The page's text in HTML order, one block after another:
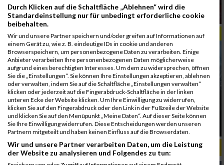
Kwizera dominiert Prag Halbmarathon mit
Rekordlauf
REISEZEIT
Prag laufend entdecken zwischen Moldau
Altstadt und Parks
ALBUM PRAG MARATHON / 03.05.2026
Durch Klicken auf die Schaltfläche „Ablehnen“ wird die
Standardeinstellung nur für unbedingt erforderliche cookie
beibehalten.
Wir und unsere Partner speichern und/oder greifen auf Informationen auf
einem Gerät zu, wie z. B. eindeutige IDs in cookie und anderen
Browserspeichern, um personenbezogene Daten zu verarbeiten. Einige
Anbieter verarbeiten Ihre personenbezogenen Daten möglicherweise
aufgrund eines berechtigten Interesses. Um dem zu widersprechen, öffnen
Sie die „Einstellungen“. Sie können Ihre Einstellungen akzeptieren, ablehnen
oder verwalten, indem Sie auf die Schaltfläche „Einstellungen verwalten“
klicken oder jederzeit auf die Fingerabdruck-Schaltfläche in der linken
unteren Ecke der Website klicken. Um Ihre Einwilligung zu widerrufen,
klicken Sie auf den Fingerabdruck oder den Link in der Fußzeile der Website
und klicken Sie auf den Menüpunkt „Meine Daten“. Auf dieser Seite können
Sie Ihre Einwilligung widerrufen. Diese Entscheidungen werden unseren
Partnern mitgeteilt und haben keinen Einfluss auf die Browserdaten.
Wir und unsere Partner verarbeiten Daten, um die Leistung
der Website zu analysieren und Folgendes zu tun: